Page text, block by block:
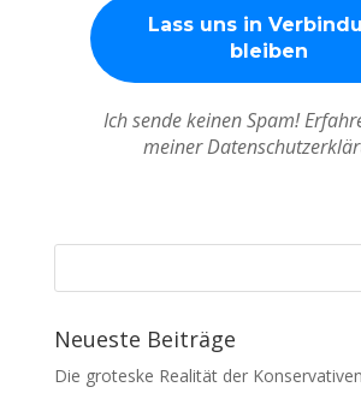
Ich sende keinen Spam!
meiner
Neueste Beiträge
Die groteske Realität der Konservativen